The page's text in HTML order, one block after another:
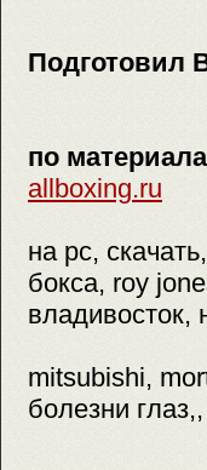
Подготовил
по
allboxing.ru
на pc,
бокса, roy
владивосток,
mitsubishi,
болезни